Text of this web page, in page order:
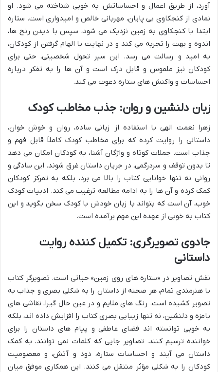
آورد، از طریق اعمال و احساساتش به خوبی شناخته می شود. او
نمادی از کنجکاوی بی پایان، مهربانی خالص و امیدواری است. ستاره
ابتدا با کنجکاوی به زمین نزدیک می شود، سپس با دیدن رنج ها،
اندوه و بهت را تجربه می کند و در نهایت با الهام گرفتن از کودکان،
به امید و رسالت می رسد. این سیر تحول شخصیتی، حتی برای
کودکان نیز ملموس و قابل درک است و آن ها را به تفکر درباره
احساسات و واکنش های ستاره دعوت می کند.
زبان دلنشین و روان: جذب مخاطب کودک
زهرا نعمت الهی با استفاده از زبانی ساده، روان و خوش خوان،
داستانی را روایت کرده که برای مخاطب کودک کاملاً قابل فهم و
جذاب است. جملات کوتاه و واژگان آشنا، به کودکان امکان می دهد
تا بدون توقف و سردرگمی، در جریان داستان غرق شوند. این سادگی و
روانی نه تنها خوانایی کتاب را بالا می برد، بلکه به تمرکز کودکان
کمک کرده و آن ها را به ادامه مطالعه ترغیب می کند. ادبیات کودک
خوب، آن است که بتواند با زبان خودش با کودک سخن بگوید و این
کتاب به خوبی از عهده این مهم برآمده است.
جادوی تصویرگری: تکمیل کننده روایت
داستانی
نقش تصاویر در «ستاره های روی زمین» حیاتی است. تصویرگر کتاب
با هنرمندی تمام، هر صحنه از داستان را به شکلی بصری و جذاب به
تصویر کشیده است. رنگ های ملایم و در عین حال گیرا، نقاشی های
بامزه و دلنشین، نه تنها زیبایی بصری کتاب را افزایش داده اند، بلکه
به خوبی توانسته اند فضای عاطفی و پیام های داستان را برای
خواننده ترسیم کنند. تصاویر جایی که کلمات نمی توانند، به کمک
داستان می آیند و احساسات ستاره، دود و آتش، و معصومیت
کودکان را به شکلی مؤثر منتقل می کنند. این همکاری موفق میان